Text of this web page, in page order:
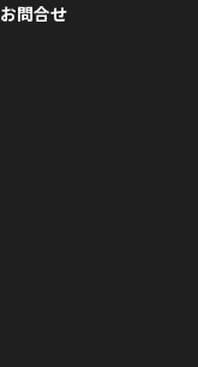
お問合せ